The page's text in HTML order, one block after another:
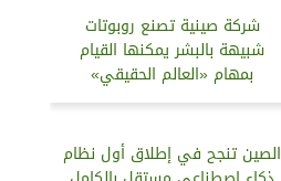
شركة صينية تصنع روبوتات
شبيهة بالبشر يمكنها القيام
بمهام «العالم الحقيقي»
الصين تنجح في إطلاق أول نظام